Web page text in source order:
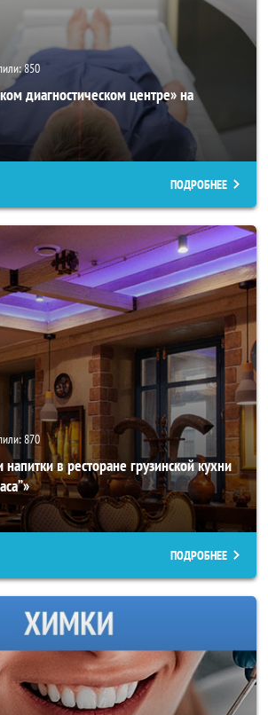
850
диагностическом центре» на
ПОДРОБНЕЕ
870
в ресторане грузинской кухни
ПОДРОБНЕЕ